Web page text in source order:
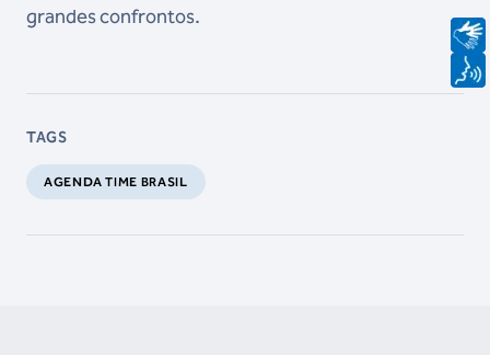
grandes confrontos.
TAGS
AGENDA TIME BRASIL